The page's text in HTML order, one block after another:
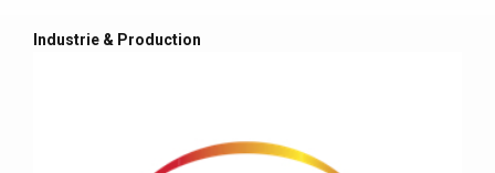
Industrie & Production